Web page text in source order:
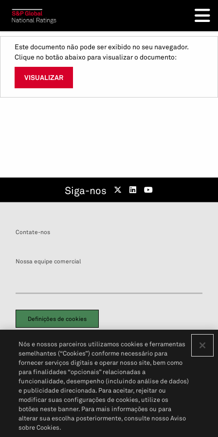
Este documento não pode ser exibido no seu navegador.
Clique no botão abaixo para visualizar o documento:
VISUALIZAR
Siga-nos
Contate-nos
Nossa equipe comercial
Definições de cookies
Política de PrivacidadePortal de privacidade do cliente (em inglês)
Não Venda Minhas Informações Pessoais© 2026 S&P Global
Nós e nossos parceiros utilizamos cookies e ferramentas
semelhantes (“Cookies”) conforme necessário para
fornecer serviços digitais e operar nosso site, bem como
para finalidades “opcionais” relacionadas a
funcionalidade, desempenho (incluindo análise de dados)
e publicidade direcionada. Para aceitar, rejeitar ou
modificar suas configurações de cookies, utilize os
botões neste banner. Para mais informações ou para
alterar sua escolha posteriormente, consulte nosso Aviso
sobre Cookies.